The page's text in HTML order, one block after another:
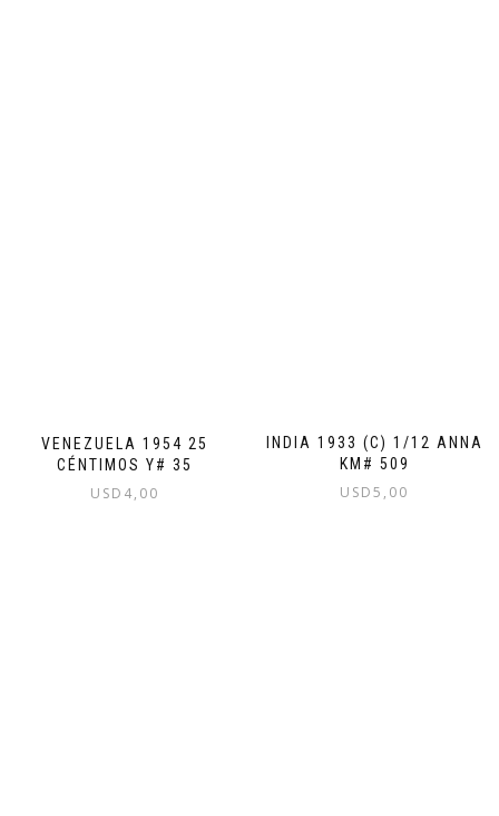
VENEZUELA 1954 25
CÉNTIMOS Y# 35
USD 4,00
INDIA 1933 (C) 1/12 ANNA
KM# 509
USD5,00